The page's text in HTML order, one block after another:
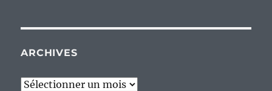
ARCHIVES
Archives